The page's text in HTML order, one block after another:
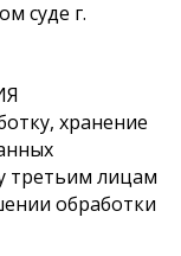
суде г.
хранение
третьим лицам
обработки